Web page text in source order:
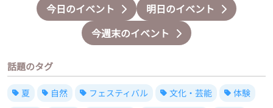
今日のイベント
明日のイベント
今週末のイベント
話題のタグ
夏 自然 フェスティバル 文化・芸能
体験